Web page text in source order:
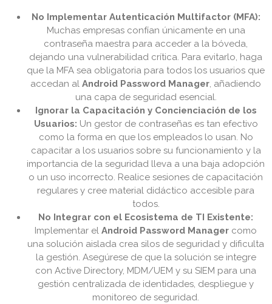
No Implementar Autenticación Multifactor (MFA):
Muchas empresas confían únicamente en una
contraseña maestra para acceder a la bóveda,
dejando una vulnerabilidad crítica. Para evitarlo, haga
que la MFA sea obligatoria para todos los usuarios que
accedan al Android Password Manager, añadiendo
una capa de seguridad esencial.
Ignorar la Capacitación y Concienciación de los
Usuarios: Un gestor de contraseñas es tan efectivo
como la forma en que los empleados lo usan. No
capacitar a los usuarios sobre su funcionamiento y la
importancia de la seguridad lleva a una baja adopción
o un uso incorrecto. Realice sesiones de capacitación
regulares y cree material didáctico accesible para
todos.
No Integrar con el Ecosistema de TI Existente:
Implementar el Android Password Manager como
una solución aislada crea silos de seguridad y dificulta
la gestión. Asegúrese de que la solución se integre
con Active Directory, MDM/UEM y su SIEM para una
gestión centralizada de identidades, despliegue y
monitoreo de seguridad.